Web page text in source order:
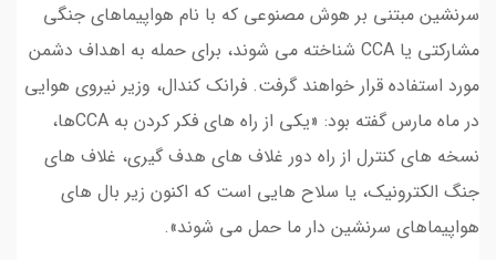
سرنشین مبتنی بر هوش مصنوعی که با نام هواپیماهای جنگی
مشارکتی یا CCA شناخته می شوند، برای حمله به اهداف دشمن
مورد استفاده قرار خواهند گرفت. فرانک کندال، وزیر نیروی هوایی
در ماه مارس گفته بود: «یکی از راه های فکر کردن به CCAها،
نسخه های کنترل از راه دور غلاف های هدف گیری، غلاف های
جنگ الکترونیک، یا سلاح هایی است که اکنون زیر بال های
هواپیماهای سرنشین دار ما حمل می شوند».